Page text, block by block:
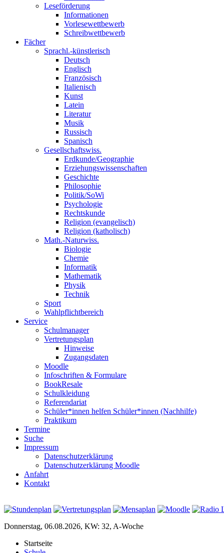
Leseförderung
Informationen
Vorlesewettbewerb
Schreibwettbewerb
Fächer
Sprachl.-künstlerisch
Deutsch
Englisch
Französisch
Italienisch
Kunst
Latein
Literatur
Musik
Russisch
Spanisch
Gesellschaftswiss.
Erdkunde/Geographie
Erziehungswissenschaften
Geschichte
Philosophie
Politik/SoWi
Psychologie
Rechtskunde
Religion (evangelisch)
Religion (katholisch)
Math.-Naturwiss.
Biologie
Chemie
Informatik
Mathematik
Physik
Technik
Sport
Wahlpflichtbereich
Service
Schulmanager
Vertretungsplan
Hinweise
Zugangsdaten
Moodle
Infoschriften & Formulare
BookResale
Schulkleidung
Referendariat
Schüler*innen helfen Schüler*innen (Nachhilfe)
Praktikum
Termine
Suche
Impressum
Datenschutzerklärung
Datenschutzerklärung Moodle
Anfahrt
Kontakt
Donnerstag, 06.08.2026, KW: 32, A-Woche
Startseite